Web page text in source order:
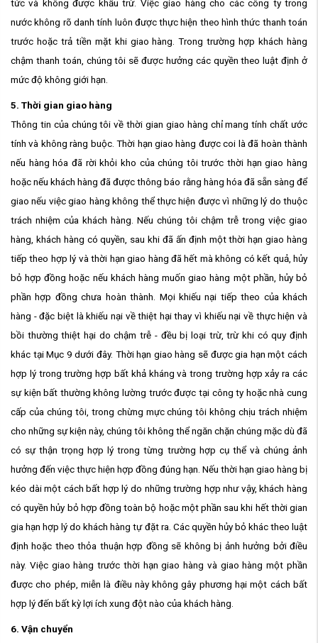
tức và không được khấu trừ. Việc giao hàng cho các công ty trong
nước không rõ danh tính luôn được thực hiện theo hình thức thanh toán
trước hoặc trả tiền mặt khi giao hàng. Trong trường hợp khách hàng
chậm thanh toán, chúng tôi sẽ được hưởng các quyền theo luật định ở
mức độ không giới hạn.
5. Thời gian giao hàng
Thông tin của chúng tôi về thời gian giao hàng chỉ mang tính chất ước
tính và không ràng buộc. Thời hạn giao hàng được coi là đã hoàn thành
nếu hàng hóa đã rời khỏi kho của chúng tôi trước thời hạn giao hàng
hoặc nếu khách hàng đã được thông báo rằng hàng hóa đã sẵn sàng để
giao nếu việc giao hàng không thể thực hiện được vì những lý do thuộc
trách nhiệm của khách hàng. Nếu chúng tôi chậm trễ trong việc giao
hàng, khách hàng có quyền, sau khi đã ấn định một thời hạn giao hàng
tiếp theo hợp lý và thời hạn giao hàng đã hết mà không có kết quả, hủy
bỏ hợp đồng hoặc nếu khách hàng muốn giao hàng một phần, hủy bỏ
phần hợp đồng chưa hoàn thành. Mọi khiếu nại tiếp theo của khách
hàng - đặc biệt là khiếu nại về thiệt hại thay vì khiếu nại về thực hiện và
bồi thường thiệt hại do chậm trễ - đều bị loại trừ, trừ khi có quy định
khác tại Mục 9 dưới đây. Thời hạn giao hàng sẽ được gia hạn một cách
hợp lý trong trường hợp bất khả kháng và trong trường hợp xảy ra các
sự kiện bất thường không lường trước được tại công ty hoặc nhà cung
cấp của chúng tôi, trong chừng mực chúng tôi không chịu trách nhiệm
cho những sự kiện này, chúng tôi không thể ngăn chặn chúng mặc dù đã
có sự thận trọng hợp lý trong từng trường hợp cụ thể và chúng ảnh
hưởng đến việc thực hiện hợp đồng đúng hạn. Nếu thời hạn giao hàng bị
kéo dài một cách bất hợp lý do những trường hợp như vậy, khách hàng
có quyền hủy bỏ hợp đồng toàn bộ hoặc một phần sau khi hết thời gian
gia hạn hợp lý do khách hàng tự đặt ra. Các quyền hủy bỏ khác theo luật
định hoặc theo thỏa thuận hợp đồng sẽ không bị ảnh hưởng bởi điều
này. Việc giao hàng trước thời hạn giao hàng và giao hàng một phần
được cho phép, miễn là điều này không gây phương hại một cách bất
hợp lý đến bất kỳ lợi ích xung đột nào của khách hàng.
6. Vận chuyển